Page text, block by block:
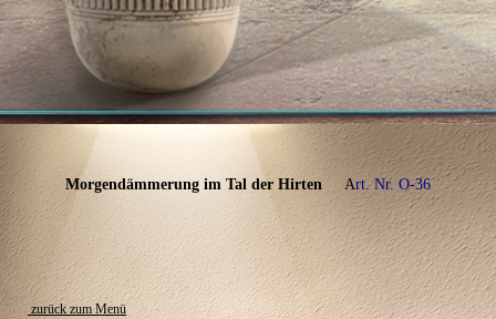
Morgendämmerung im Tal der HirtenArt. Nr. O-36
zurück zum Menü